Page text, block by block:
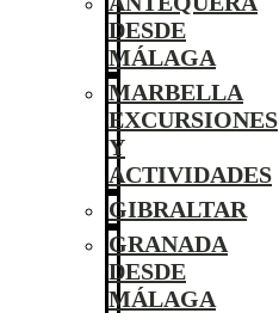
DESDE
MÁLAGA
MARBELLA
EXCURSIONES
Y
ACTIVIDADES
GIBRALTAR
GRANADA
DESDE
MÁLAGA